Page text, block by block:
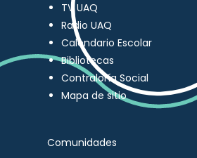
TV UAQ
Radio UAQ
Calendario Escolar
Bibliotecas
Contraloría Social
Mapa de sitio
Comunidades